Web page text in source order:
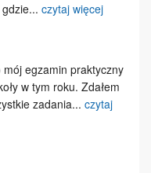
... czytaj więcej
mój egzamin praktyczny
w tym roku. Zdałem
zadania... czytaj